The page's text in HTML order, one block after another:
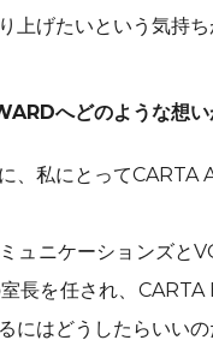
上げたいという気持ち
へどのような想い
、私にとって
ュニケーションズと
長を任され、
にはどうしたらいい